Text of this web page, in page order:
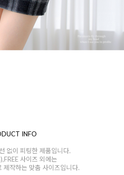
INFO
없이 피팅한 제품입니다.
사이즈 외에는
제작하는 맞춤 사이즈입니다.